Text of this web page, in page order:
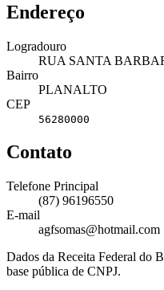
Endereço
Logradouro
RUA SANTA
Bairro
PLANALTO
CEP
56280000
Contato
Telefone Principal
(87) 96196550
E-mail
agfsomas@hotmail.com
Dados da Receita Federal do
base pública de CNPJ.